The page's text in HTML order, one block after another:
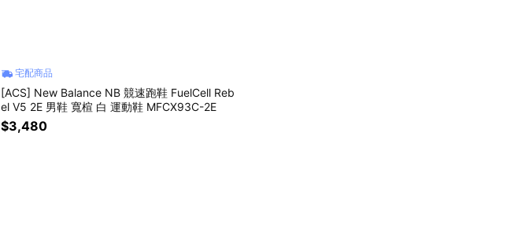
宅配商品
[ACS] New Balance NB 競速跑鞋 FuelCell Reb
el V5 2E 男鞋 寬楦 白 運動鞋 MFCX93C-2E
$3,480